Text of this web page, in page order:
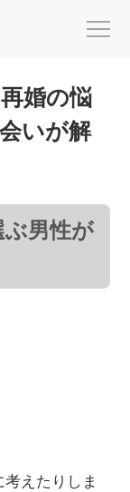
婚の悩
いが解
男性が
考えたりしま